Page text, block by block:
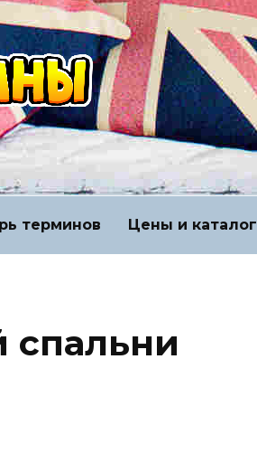
терминов Цены и каталог
спальни